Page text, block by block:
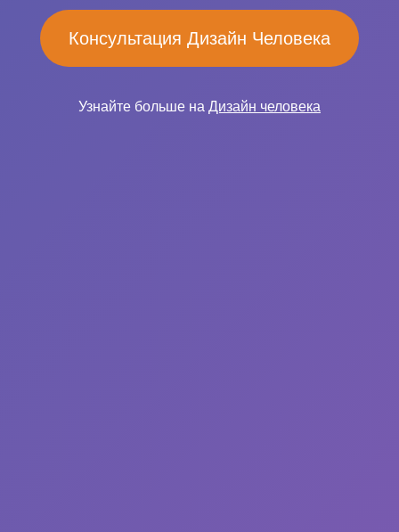
Консультация Дизайн Человека
Узнайте больше на Дизайн человека